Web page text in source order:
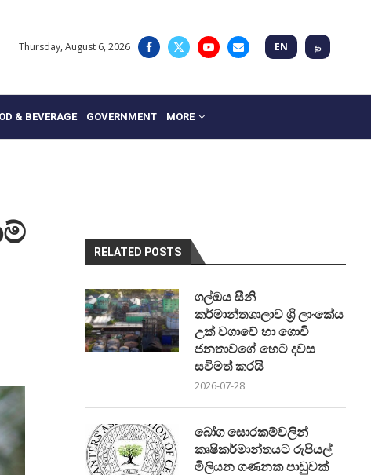
Thursday, August 6, 2026 EN த
& BEVERAGE GOVERNMENT MORE
RELATED POSTS
ගල්ඔය සීනි
කර්මාන්තශාලාව ශ්‍රී ලාංකේය
උක් වගාවේ හා ගොවි
ජනතාවගේ හෙට දවස
සවිමත් කරයි
2026-07-28
බෝග සොරකම්වලින්
කෘෂිකර්මාන්තයට රුපියල්
මිලියන ගණනක පාඩුවක්